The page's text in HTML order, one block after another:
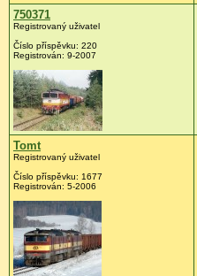
750371
Registrovaný uživatel
Číslo příspěvku: 220
Registrován: 9-2007
Tomt
Registrovaný uživatel
Číslo příspěvku: 1677
Registrován: 5-2006